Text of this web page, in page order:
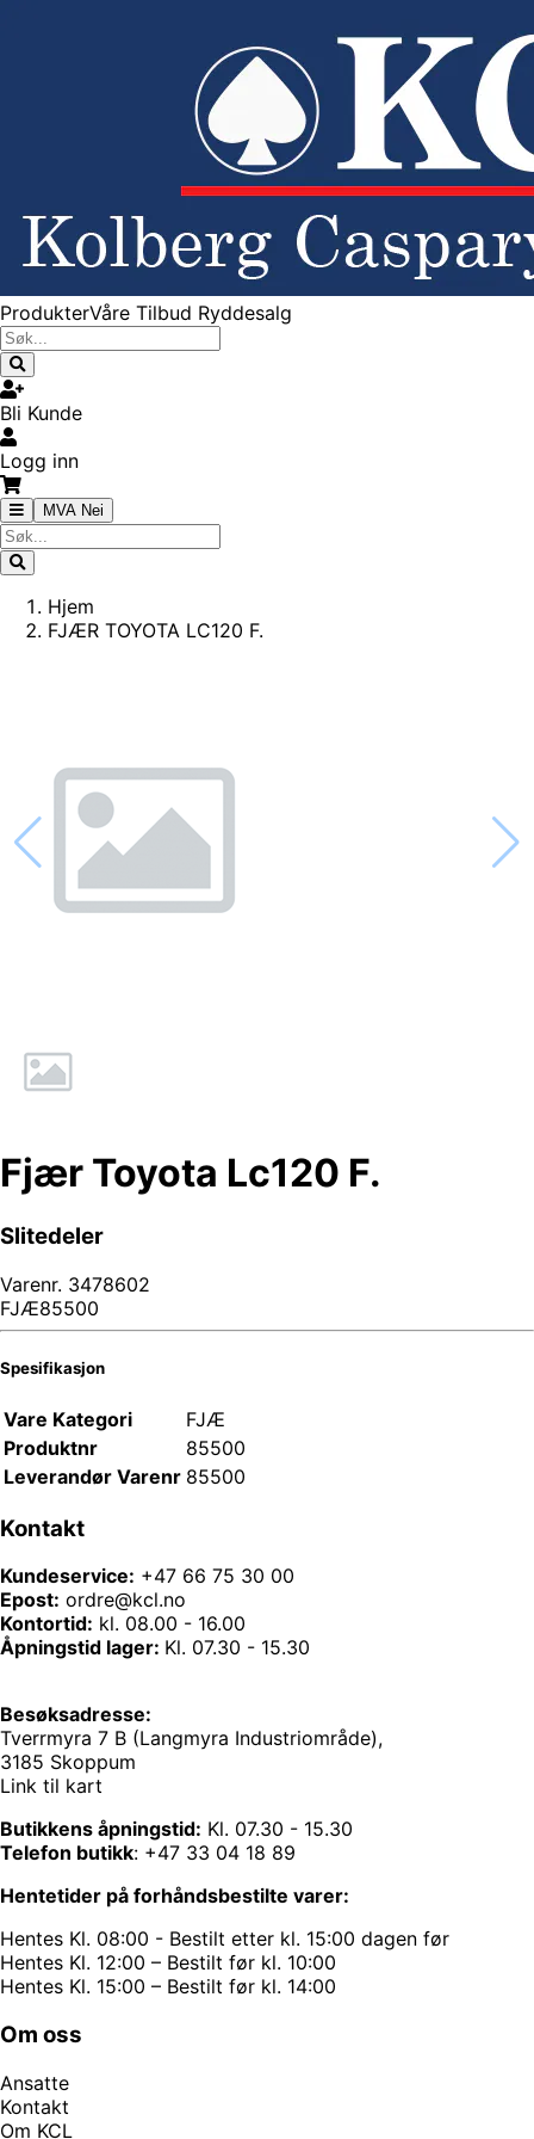
ProdukterVåre Tilbud Ryddesalg
Bli Kunde
Logg inn
MVA Nei
Hjem
FJÆR TOYOTA LC120 F.
Fjær Toyota Lc120 F.
Slitedeler
Varenr. 3478602
FJÆ85500
Spesifikasjon
Vare Kategori
FJÆ
Produktnr
85500
Leverandør Varenr 85500
Kontakt
Kundeservice: +47 66 75 30 00
Epost: ordre@kcl.no
Kontortid: kl. 08.00 - 16.00
Åpningstid lager: Kl. 07.30 - 15.30
Besøksadresse:
Tverrmyra 7 B (Langmyra Industriområde),
3185 Skoppum
Link til kart
Butikkens åpningstid: Kl. 07.30 - 15.30
Telefon butikk: +47 33 04 18 89
Hentetider på forhåndsbestilte varer:
Hentes Kl. 08:00 - Bestilt etter kl. 15:00 dagen før
Hentes Kl. 12:00 – Bestilt før kl. 10:00
Hentes Kl. 15:00 – Bestilt før kl. 14:00
Om oss
Ansatte
Kontakt
Om KCL